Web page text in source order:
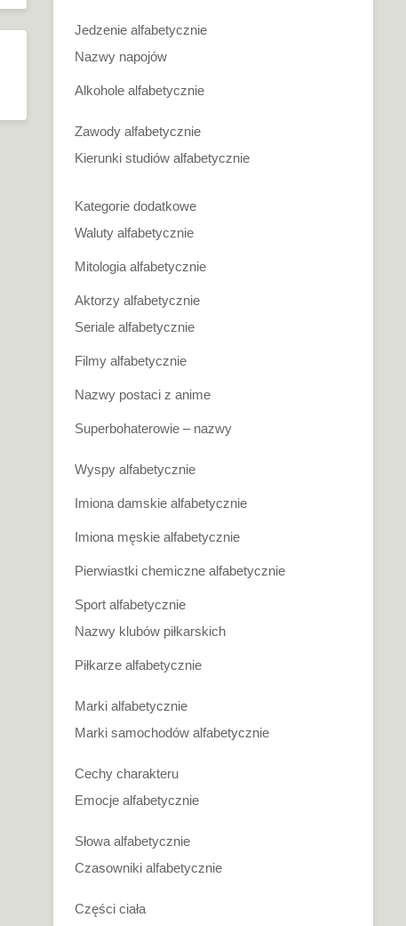
Jedzenie alfabetycznie
Nazwy napojów
Alkohole alfabetycznie
Zawody alfabetycznie
Kierunki studiów alfabetycznie
Kategorie dodatkowe
Waluty alfabetycznie
Mitologia alfabetycznie
Aktorzy alfabetycznie
Seriale alfabetycznie
Filmy alfabetycznie
Nazwy postaci z anime
Superbohaterowie – nazwy
Wyspy alfabetycznie
Imiona damskie alfabetycznie
Imiona męskie alfabetycznie
Pierwiastki chemiczne alfabetycznie
Sport alfabetycznie
Nazwy klubów piłkarskich
Piłkarze alfabetycznie
Marki alfabetycznie
Marki samochodów alfabetycznie
Cechy charakteru
Emocje alfabetycznie
Słowa alfabetycznie
Czasowniki alfabetycznie
Części ciała